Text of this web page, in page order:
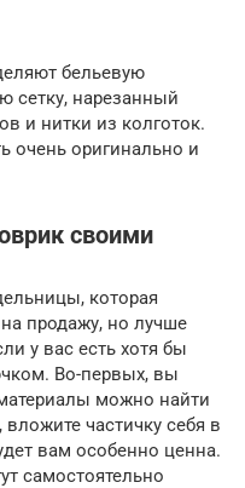
бельевую
сетку, нарезанный
и нитки из колготок.
очень оригинально и
своими
которая
продажу, но лучше
у вас есть хотя бы
Во-первых, вы
можно найти
частичку себя в
вам особенно ценна.
самостоятельно